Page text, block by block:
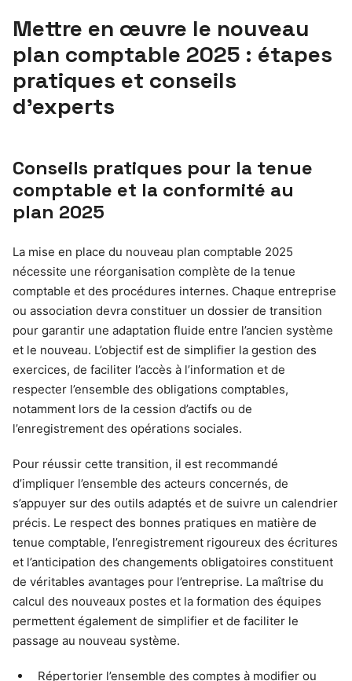
Mettre en œuvre le nouveau
plan comptable 2025 : étapes
pratiques et conseils
d’experts
Conseils pratiques pour la tenue
comptable et la conformité au
plan 2025
La mise en place du nouveau plan comptable 2025
nécessite une réorganisation complète de la tenue
comptable et des procédures internes. Chaque entreprise
ou association devra constituer un dossier de transition
pour garantir une adaptation fluide entre l’ancien système
et le nouveau. L’objectif est de simplifier la gestion des
exercices, de faciliter l’accès à l’information et de
respecter l’ensemble des obligations comptables,
notamment lors de la cession d’actifs ou de
l’enregistrement des opérations sociales.
Pour réussir cette transition, il est recommandé
d’impliquer l’ensemble des acteurs concernés, de
s’appuyer sur des outils adaptés et de suivre un calendrier
précis. Le respect des bonnes pratiques en matière de
tenue comptable, l’enregistrement rigoureux des écritures
et l’anticipation des changements obligatoires constituent
de véritables avantages pour l’entreprise. La maîtrise du
calcul des nouveaux postes et la formation des équipes
permettent également de simplifier et de faciliter le
passage au nouveau système.
Répertorier l’ensemble des comptes à modifier ou